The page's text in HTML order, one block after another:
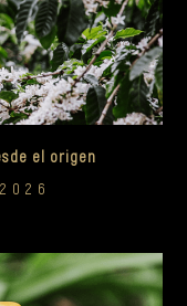
el origen